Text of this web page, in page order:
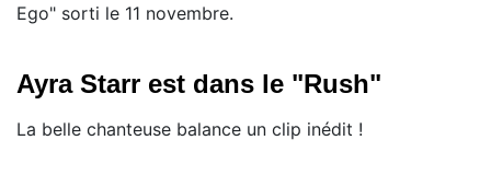
Ego" sorti le 11 novembre.
Ayra Starr est dans le "Rush"
La belle chanteuse balance un clip inédit !